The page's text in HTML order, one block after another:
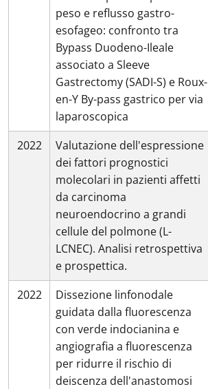
peso e reflusso gastro-
esofageo: confronto tra
Bypass Duodeno-Ileale
associato a Sleeve
Gastrectomy (SADI-S) e Roux-
en-Y By-pass gastrico per via
laparoscopica
2022
Valutazione dell'espressione
dei fattori prognostici
molecolari in pazienti affetti
da carcinoma
neuroendocrino a grandi
cellule del polmone (L-
LCNEC). Analisi retrospettiva
e prospettica.
2022
Dissezione linfonodale
guidata dalla fluorescenza
con verde indocianina e
angiografia a fluorescenza
per ridurre il rischio di
deiscenza dell'anastomosi